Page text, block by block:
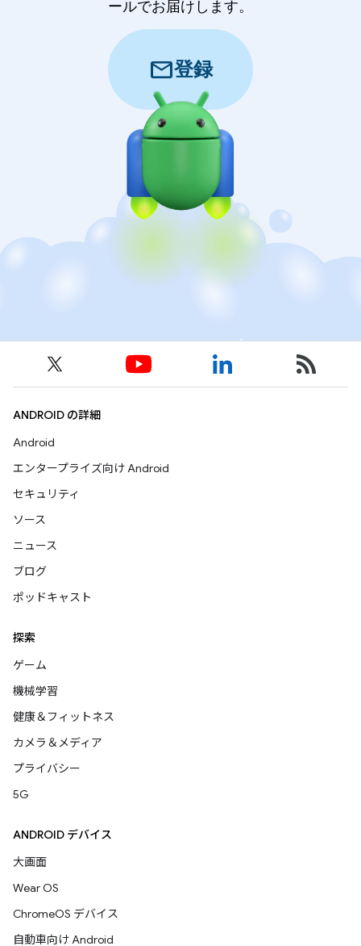
ールでお届けします。
mail登録
ANDROID の詳細
Android
エンタープライズ向け Android
セキュリティ
ソース
ニュース
ブログ
ポッドキャスト
探索
ゲーム
機械学習
健康＆フィットネス
カメラ＆メディア
プライバシー
5G
ANDROID デバイス
大画面
Wear OS
ChromeOS デバイス
自動車向け Android